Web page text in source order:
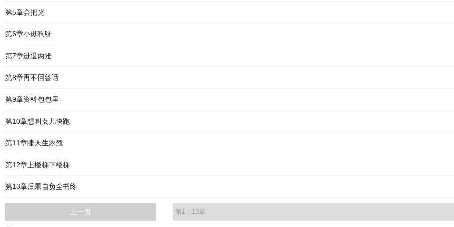
第5章会把光
第6章小毋狗呀
第7章进退两难
第8章再不回答话
第9章资料包包里
第10章想叫女儿快跑
第11章睫天生浓翘
第12章上楼梯下楼梯
第13章后果自负全书终
上一页